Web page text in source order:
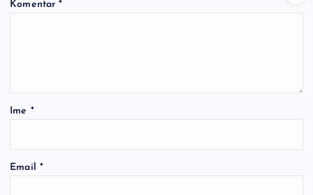
Komentar*
Ime *
Email *